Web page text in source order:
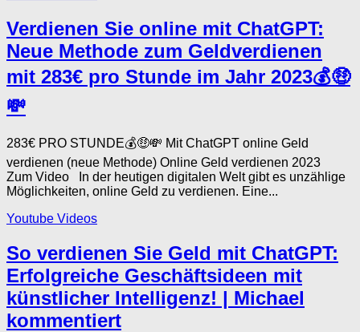
Verdienen Sie online mit ChatGPT:
Neue Methode zum Geldverdienen
mit 283€ pro Stunde im Jahr 2023💰🤑
💸
283€ PRO STUNDE💰🤑💸 Mit ChatGPT online Geld
verdienen (neue Methode) Online Geld verdienen 2023
Zum Video In der heutigen digitalen Welt gibt es unzählige
Möglichkeiten, online Geld zu verdienen. Eine...
Youtube Videos
So verdienen Sie Geld mit ChatGPT:
Erfolgreiche Geschäftsideen mit
künstlicher Intelligenz! | Michael
kommentiert